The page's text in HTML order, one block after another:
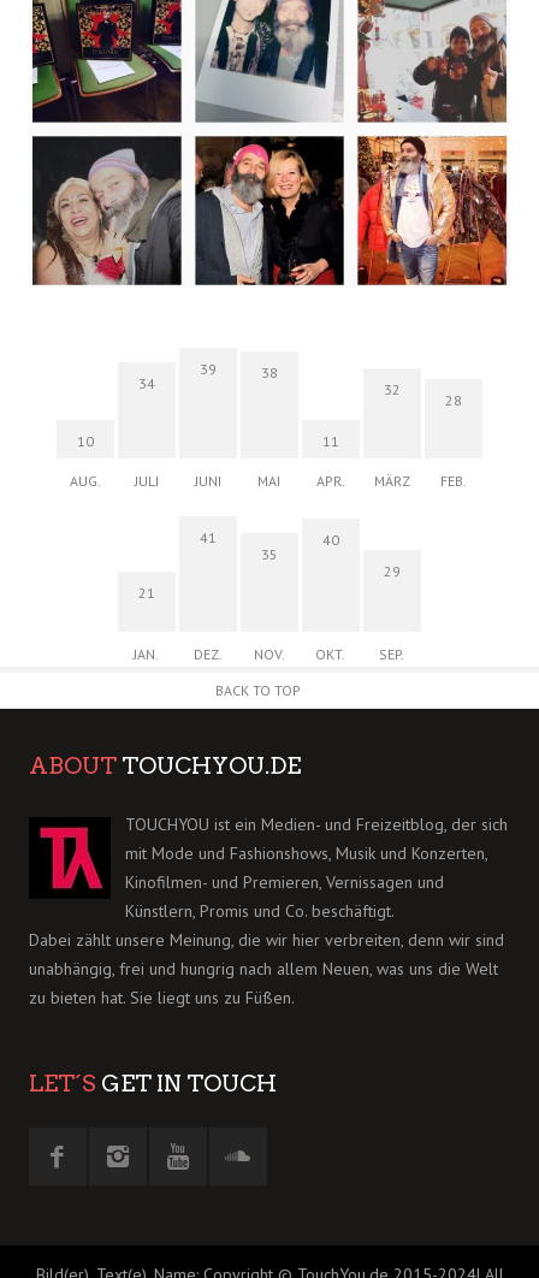
10
AUG.
34
JULI
39
JUNI
38
MAI
11
APR.
32
MÄRZ
28
FEB.
21
JAN.
41
DEZ.
35
NOV.
40
OKT.
29
SEP.
BACK TO TOP
ABOUT TOUCHYOU.DE
TOUCHYOU ist ein Medien- und Freizeitblog, der sich
mit Mode und Fashionshows, Musik und Konzerten,
Kinofilmen- und Premieren, Vernissagen und
Künstlern, Promis und Co. beschäftigt.
Dabei zählt unsere Meinung, die wir hier verbreiten, denn wir sind
unabhängig, frei und hungrig nach allem Neuen, was uns die Welt
zu bieten hat. Sie liegt uns zu Füßen.
LET´S GET IN TOUCH